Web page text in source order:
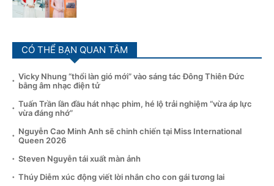
CÓ THỂ BẠN QUAN TÂM
Vicky Nhung “thổi làn gió mới” vào sáng tác Đông Thiên Đức
bằng âm nhạc điện tử
Tuấn Trần lần đầu hát nhạc phim, hé lộ trải nghiệm “vừa áp lực
vừa đáng nhớ”
Nguyễn Cao Minh Anh sẽ chinh chiến tại Miss International
Queen 2026
Steven Nguyễn tái xuất màn ảnh
Thúy Diễm xúc động viết lời nhắn cho con gái tương lai